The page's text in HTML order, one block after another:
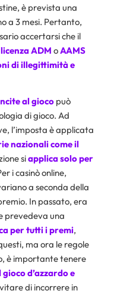
è prevista una
a 3 mesi. Pertanto,
accertarsi che il
licenzaADM oAAMS
di illegittimità e
al giocopuò
di gioco. Ad
l’imposta è applicata
nazionali come il
siapplica solo per
i casinò online,
a seconda della
In passato, era
prevedeva una
per tutti i premi,
ma ora le regole
è importante tenere
d’azzardo e
di incorrere in